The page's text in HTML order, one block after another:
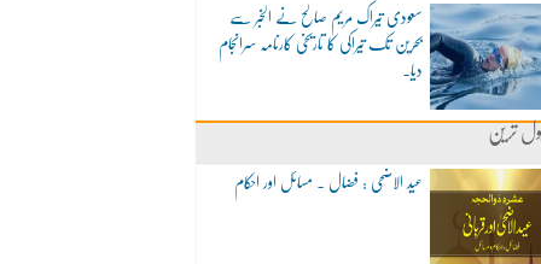
سعودی تیراک مریم صالح نے الخبر سے
بحرین تک تیراکی کا تاریخی کارنامہ سرانجام
دیا۔
ترین
عید الاضحی : فضال ۔ مسائل اور احکام